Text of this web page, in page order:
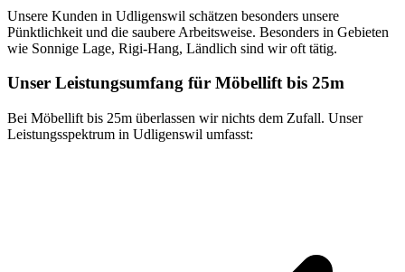
Unsere Kunden in Udligenswil schätzen besonders unsere
Pünktlichkeit und die saubere Arbeitsweise. Besonders in Gebieten
wie Sonnige Lage, Rigi-Hang, Ländlich sind wir oft tätig.
Unser Leistungsumfang für Möbellift bis 25m
Bei Möbellift bis 25m überlassen wir nichts dem Zufall. Unser
Leistungsspektrum in Udligenswil umfasst: